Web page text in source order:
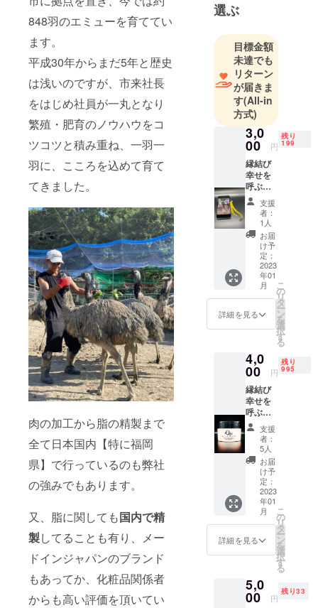
848羽のエミューを育ててい
ます。
平成30年からまだ5年と歴史
は浅いのですが、市来社長
をはじめ社員が一丸となり
繁殖・肥育のノウハウをコ
ツコツと積み重ね、一羽一
羽に、こころを込めて育て
てきました。
肉の加工から脂の精製まで
全て日本国内【特に福岡
県】で行っているのも弊社
の強みでもあります。
又、脂に関しても国内で精
製してることも有り、メー
ドインジャパンのブランド
もあってか、化粧品関係者
からも高い評価を頂いてい
ラリアでは
医薬品とし
て認定され
る程で化粧
品やマッ
サージク
リームへの
可能性を感
じる。8000
万年生き抜
くパワーを
持つエ
ミューを
もっと多く
の人に知っ
て頂きたい
と言う思い
から平成30
年に福岡県
古賀市でま
だ国内では
数の少ない
飼育を始め
る。安全、
安心の出来
る国内産、
幸せエ
ミュー
ファームの
エミューの
パワーを是
非、実感し
てみて下さ
い。
選ぶ
目標金額
未達でも
リターン
が届きま
す(All-in
方式)
3,0
00 円
残り
199
縁結び
幸せを
呼ぶお
守り定
価440円
税込み1
個 お礼
のお手
紙
送料
無料
支援
者：
1人
お届
け予
定：
2023
年01
月
詳細を見る
こ
の
リ
タ
ー
ン
を
選
択
す
る
4,0
00 円
残り
995
縁結び
幸せを
呼ぶお
守り定
価440円
税込み1
個 クレ
ンジン
グバー
ム定価
4400円
税込み1
個 計
4840円
税込
み
料
支援
者：
5人
お届
け予
定：
2023
年01
月
詳細を見る
こ
の
リ
タ
ー
ン
を
選
択
す
る
5,0
00 円
残り33